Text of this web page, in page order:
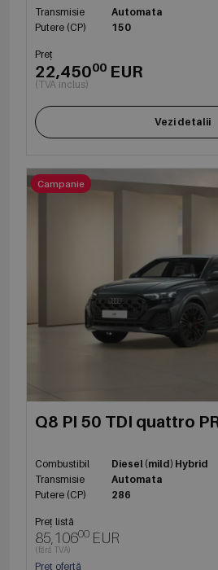
Transmisie
Automata
Putere (CP)
150
Preț
22,45000 EUR
(TVA inclus)
Vezi detalii
Campanie
Q8 PI 50 TDI quattro
Combustibil
Diesel (mild) Hybrid
Transmisie
Automata
Putere (CP)
286
Preț listă
85,10600 EUR
(fără TVA)
Preț ofertă